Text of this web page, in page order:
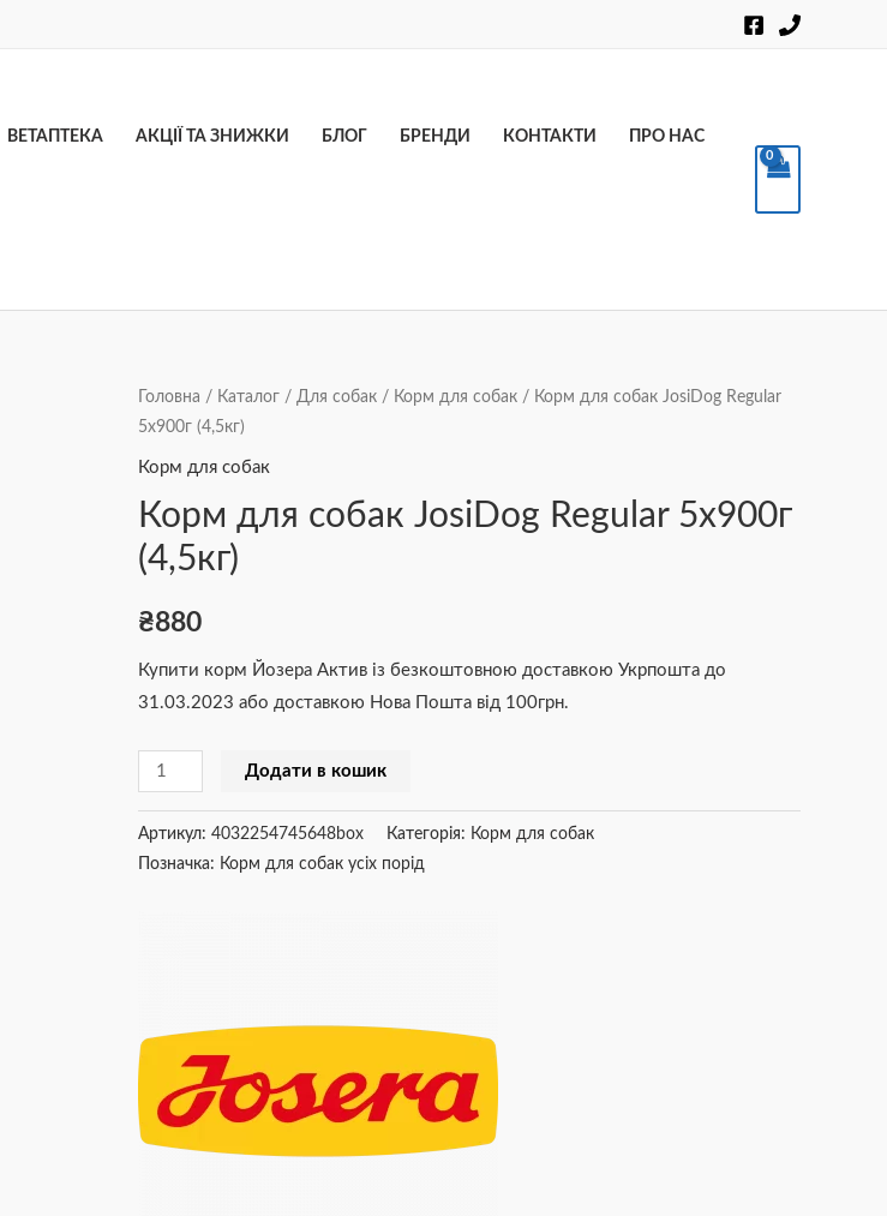
ВЕТАПТЕКА АКЦІЇ ТА ЗНИЖКИ БЛОГ БРЕНДИ КОНТАКТИ ПРО НАС
Головна / Каталог / Для собак / Корм для собак / Корм для собак JosiDog Regular
5х900г (4,5кг)
Корм для собак
Корм для собак JosiDog Regular 5х900г
(4,5кг)
₴880
Купити корм Йозера Актив із безкоштовною доставкою Укрпошта до
31.03.2023 або доставкою Нова Пошта від 100грн.
Корм
для
собак
Regular
5х900г
кількість
Додати в кошик
Артикул: 4032254745648box Категорія: Корм для собак
Позначка: Корм для собак усіх порід